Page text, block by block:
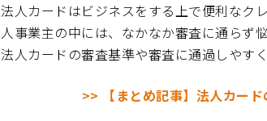
法人カードはビジネスをする上で便利なク
人事業主の中には、なかなか審査に通らず
法人カードの審査基準や審査に通過しやす
>> 【まとめ記事】法人カー